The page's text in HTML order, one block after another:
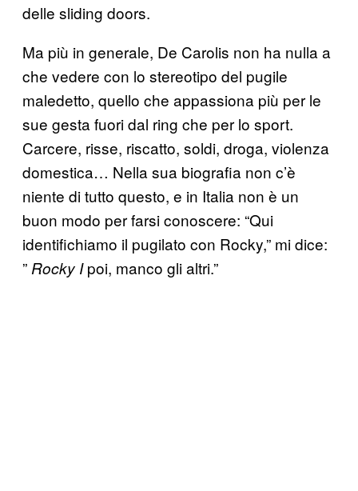
delle sliding doors.
Ma più in generale, De Carolis non ha nulla a
che vedere con lo stereotipo del pugile
maledetto, quello che appassiona più per le
sue gesta fuori dal ring che per lo sport.
Carcere, risse, riscatto, soldi, droga, violenza
domestica… Nella sua biografia non c’è
niente di tutto questo, e in Italia non è un
buon modo per farsi conoscere: “Qui
identifichiamo il pugilato con Rocky,” mi dice:
” Rocky Ipoi, manco gli altri.”